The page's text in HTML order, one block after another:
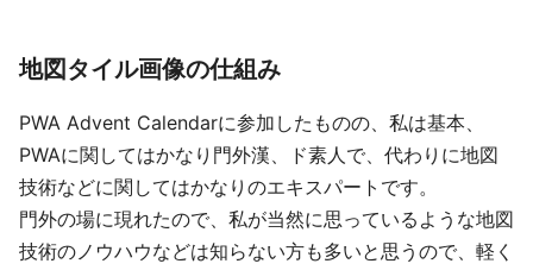
地図タイル画像の仕組み
PWA Advent Calendarに参加したものの、私は基本、
PWAに関してはかなり門外漢、ド素人で、代わりに地図
技術などに関してはかなりのエキスパートです。
門外の場に現れたので、私が当然に思っているような地図
技術のノウハウなどは知らない方も多いと思うので、軽く